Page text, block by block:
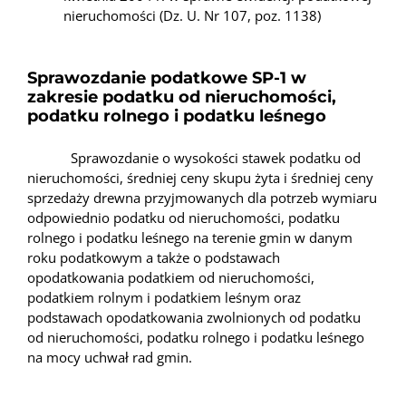
nieruchomości (Dz. U. Nr 107, poz. 1138)
Sprawozdanie podatkowe SP-1 w
zakresie podatku od nieruchomości,
podatku rolnego i podatku leśnego
Sprawozdanie o wysokości stawek podatku od
nieruchomości, średniej ceny skupu żyta i średniej ceny
sprzedaży drewna przyjmowanych dla potrzeb wymiaru
odpowiednio podatku od nieruchomości, podatku
rolnego i podatku leśnego na terenie gmin w danym
roku podatkowym a także o podstawach
opodatkowania podatkiem od nieruchomości,
podatkiem rolnym i podatkiem leśnym oraz
podstawach opodatkowania zwolnionych od podatku
od nieruchomości, podatku rolnego i podatku leśnego
na mocy uchwał rad gmin.